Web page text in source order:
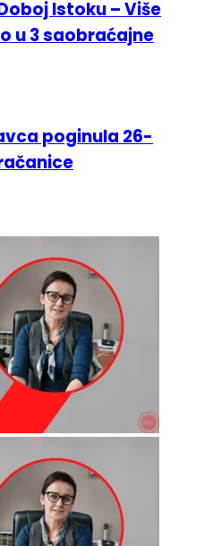
u Pribavi, smrtno
Istoku – Više
3 saobraćajne
poginula 26-